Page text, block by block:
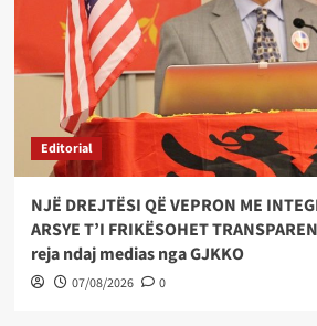
Editorial
NJË DREJTËSI QË VEPRON ME
ARSYE T’I FRIKËSOHET
reja ndaj medias nga GJKKO
07/08/2026 0